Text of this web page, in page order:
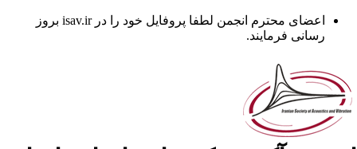
اعضای محترم انجمن لطفا پروفایل خود را در isav.ir بروز
رسانی فرمایند.